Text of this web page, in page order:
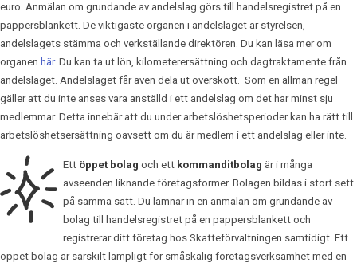
euro. Anmälan om grundande av andelslag görs till handelsregistret på en
pappersblankett. De viktigaste organen i andelslaget är styrelsen,
andelslagets stämma och verkställande direktören. Du kan läsa mer om
organen här. Du kan ta ut lön, kilometerersättning och dagtraktamente från
andelslaget. Andelslaget får även dela ut överskott. Som en allmän regel
gäller att du inte anses vara anställd i ett andelslag om det har minst sju
medlemmar. Detta innebär att du under arbetslöshetsperioder kan ha rätt till
arbetslöshetsersättning oavsett om du är medlem i ett andelslag eller inte.
Ett öppet bolag och ett kommanditbolag är i många
avseenden liknande företagsformer. Bolagen bildas i stort sett
på samma sätt. Du lämnar in en anmälan om grundande av
bolag till handelsregistret på en pappersblankett och
registrerar ditt företag hos Skatteförvaltningen samtidigt. Ett
öppet bolag är särskilt lämpligt för småskalig företagsverksamhet med en